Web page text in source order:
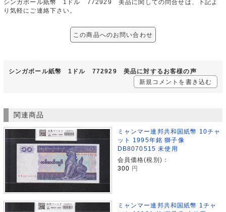
シンガポール紙幣 1ドル 772929 美品に関しての問合せは、下記よ
り気軽にご連絡下さい。
この商品へのお問い合わせ
シンガポール紙幣 1ドル 772929 美品に対するお客様の声
新規コメントを書き込む
関連商品
ミャンマー連邦共和国紙幣 10チャ
ット 1995年銘 獅子像
DB8070515 未使用
会員価格(税別)：
300 円
ミャンマー連邦共和国紙幣 1チャ